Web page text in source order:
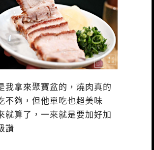
我拿來聚寶盆的，燒肉真的
不夠，但他單吃也超美味
就算了，一來就是要加好加
讚